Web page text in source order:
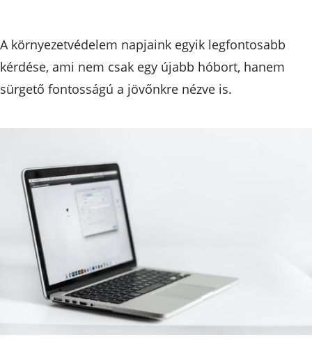
A környezetvédelem napjaink egyik legfontosabb
kérdése, ami nem csak egy újabb hóbort, hanem
sürgető fontosságú a jövőnkre nézve is.